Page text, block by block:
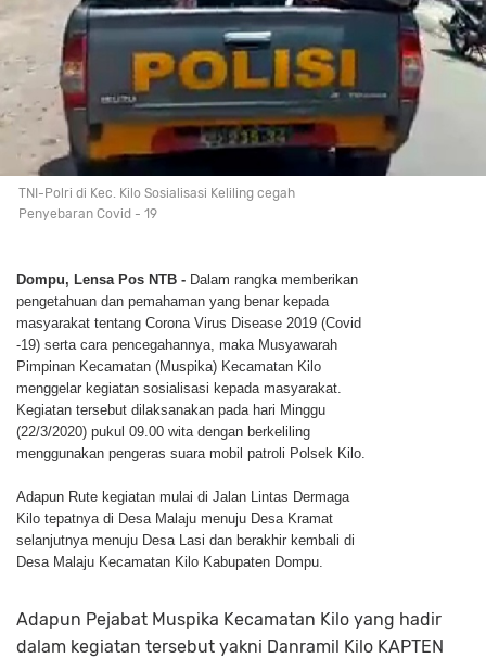
TNI-Polri di Kec. Kilo Sosialisasi Keliling cegah
Penyebaran Covid - 19
Dompu, Lensa Pos NTB - Dalam rangka memberikan
pengetahuan dan pemahaman yang benar kepada
masyarakat tentang Corona Virus Disease 2019 (Covid
-19) serta cara pencegahannya, maka Musyawarah
Pimpinan Kecamatan (Muspika) Kecamatan Kilo
menggelar kegiatan sosialisasi kepada masyarakat.
Kegiatan tersebut dilaksanakan pada hari Minggu
(22/3/2020) pukul 09.00 wita dengan berkeliling
menggunakan pengeras suara mobil patroli Polsek Kilo.
Adapun Rute kegiatan mulai di Jalan Lintas Dermaga
Kilo tepatnya di Desa Malaju menuju Desa Kramat
selanjutnya menuju Desa Lasi dan berakhir kembali di
Desa Malaju Kecamatan Kilo Kabupaten Dompu.
Adapun Pejabat Muspika Kecamatan Kilo yang hadir
dalam kegiatan tersebut yakni Danramil Kilo KAPTEN